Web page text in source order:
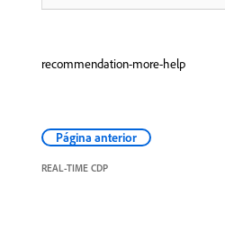
recommendation-more-help
Página anterior
REAL-TIME CDP